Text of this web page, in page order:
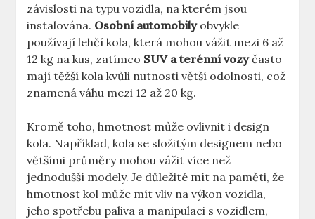
závislosti na typu vozidla, na kterém jsou
instalována. Osobní automobilyobvykle
používají lehčí kola, která mohou vážit mezi 6 až
12 kg na kus, zatímco SUV a terénní vozyčasto
mají těžší kola kvůli nutnosti větší odolnosti, což
znamená váhu mezi 12 až 20 kg.
Kromě toho, hmotnost může ovlivnit i design
kola. Například, kola se složitým designem nebo
většími průměry mohou vážit více než
jednodušší modely. Je důležité mít na paměti, že
hmotnost kol může mít vliv na výkon vozidla,
jeho spotřebu paliva a manipulaci s vozidlem,